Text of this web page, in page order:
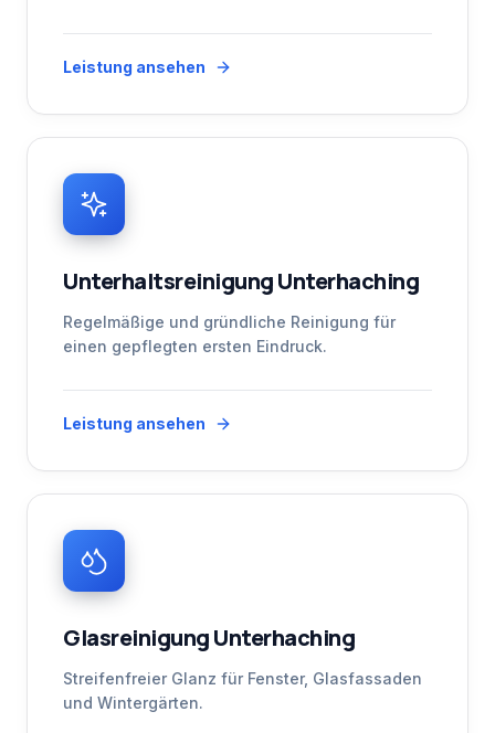
Leistung ansehen
Unterhaltsreinigung Unterhaching
Regelmäßige und gründliche Reinigung für
einen gepflegten ersten Eindruck.
Leistung ansehen
Glasreinigung Unterhaching
Streifenfreier Glanz für Fenster, Glasfassaden
und Wintergärten.